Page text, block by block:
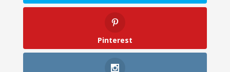
Pinterest